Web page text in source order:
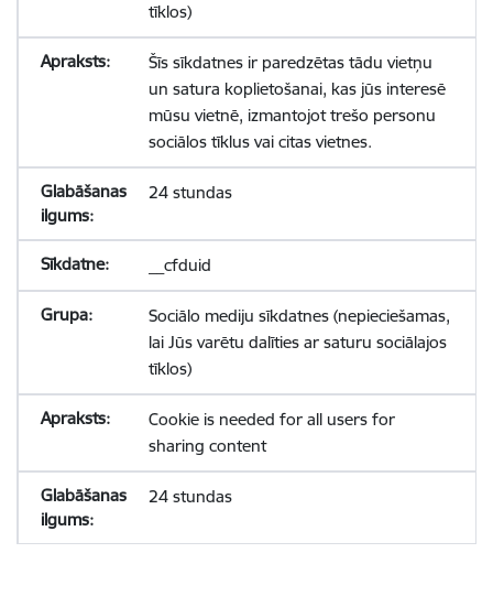
tīklos)
Šīs sīkdatnes ir paredzētas tādu vietņu
un satura koplietošanai, kas jūs interesē
mūsu vietnē, izmantojot trešo personu
sociālos tīklus vai citas vietnes.
24 stundas
__cfduid
Sociālo mediju sīkdatnes (nepieciešamas,
lai Jūs varētu dalīties ar saturu sociālajos
tīklos)
Cookie is needed for all users for
sharing content
24 stundas